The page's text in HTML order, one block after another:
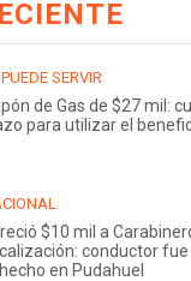
SERVIR
de Gas de $27 mil:
para utilizar el
$10 mil a
conductor
en Pudahuel